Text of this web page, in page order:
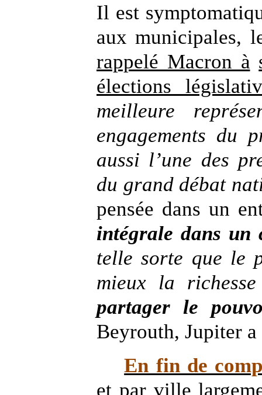
Il est
aux municipales,
rappelé Macron à
élections
meilleure
engagements du
aussi l’une des
du grand débat
pensée dans un
intégrale dans un
telle sorte que le
mieux la
partager le
Beyrouth, Jupiter
En fin de
et par ville